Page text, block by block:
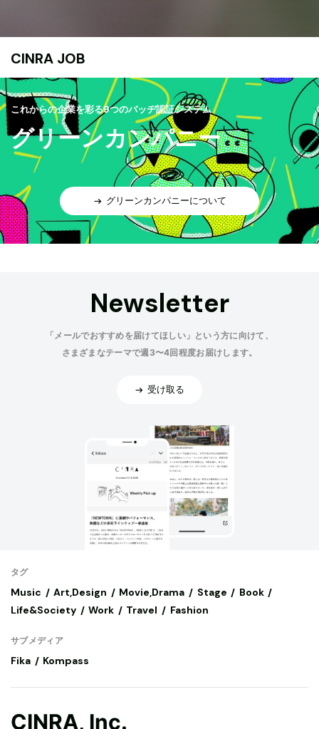
CINRA JOB
これからの企業を彩る9つのバッヂ認証システム
グリーンカンパニー
グリーンカンパニーについて
Newsletter
「メールでおすすめを届けてほしい」という方に向けて、
さまざまなテーマで週3〜4回程度お届けします。
受け取る
タグ
Music Art,Design Movie,Drama Stage
Book
Life&Society
Work Travel Fashion
サブメディア
Fika Kompass
CINRA, Inc.